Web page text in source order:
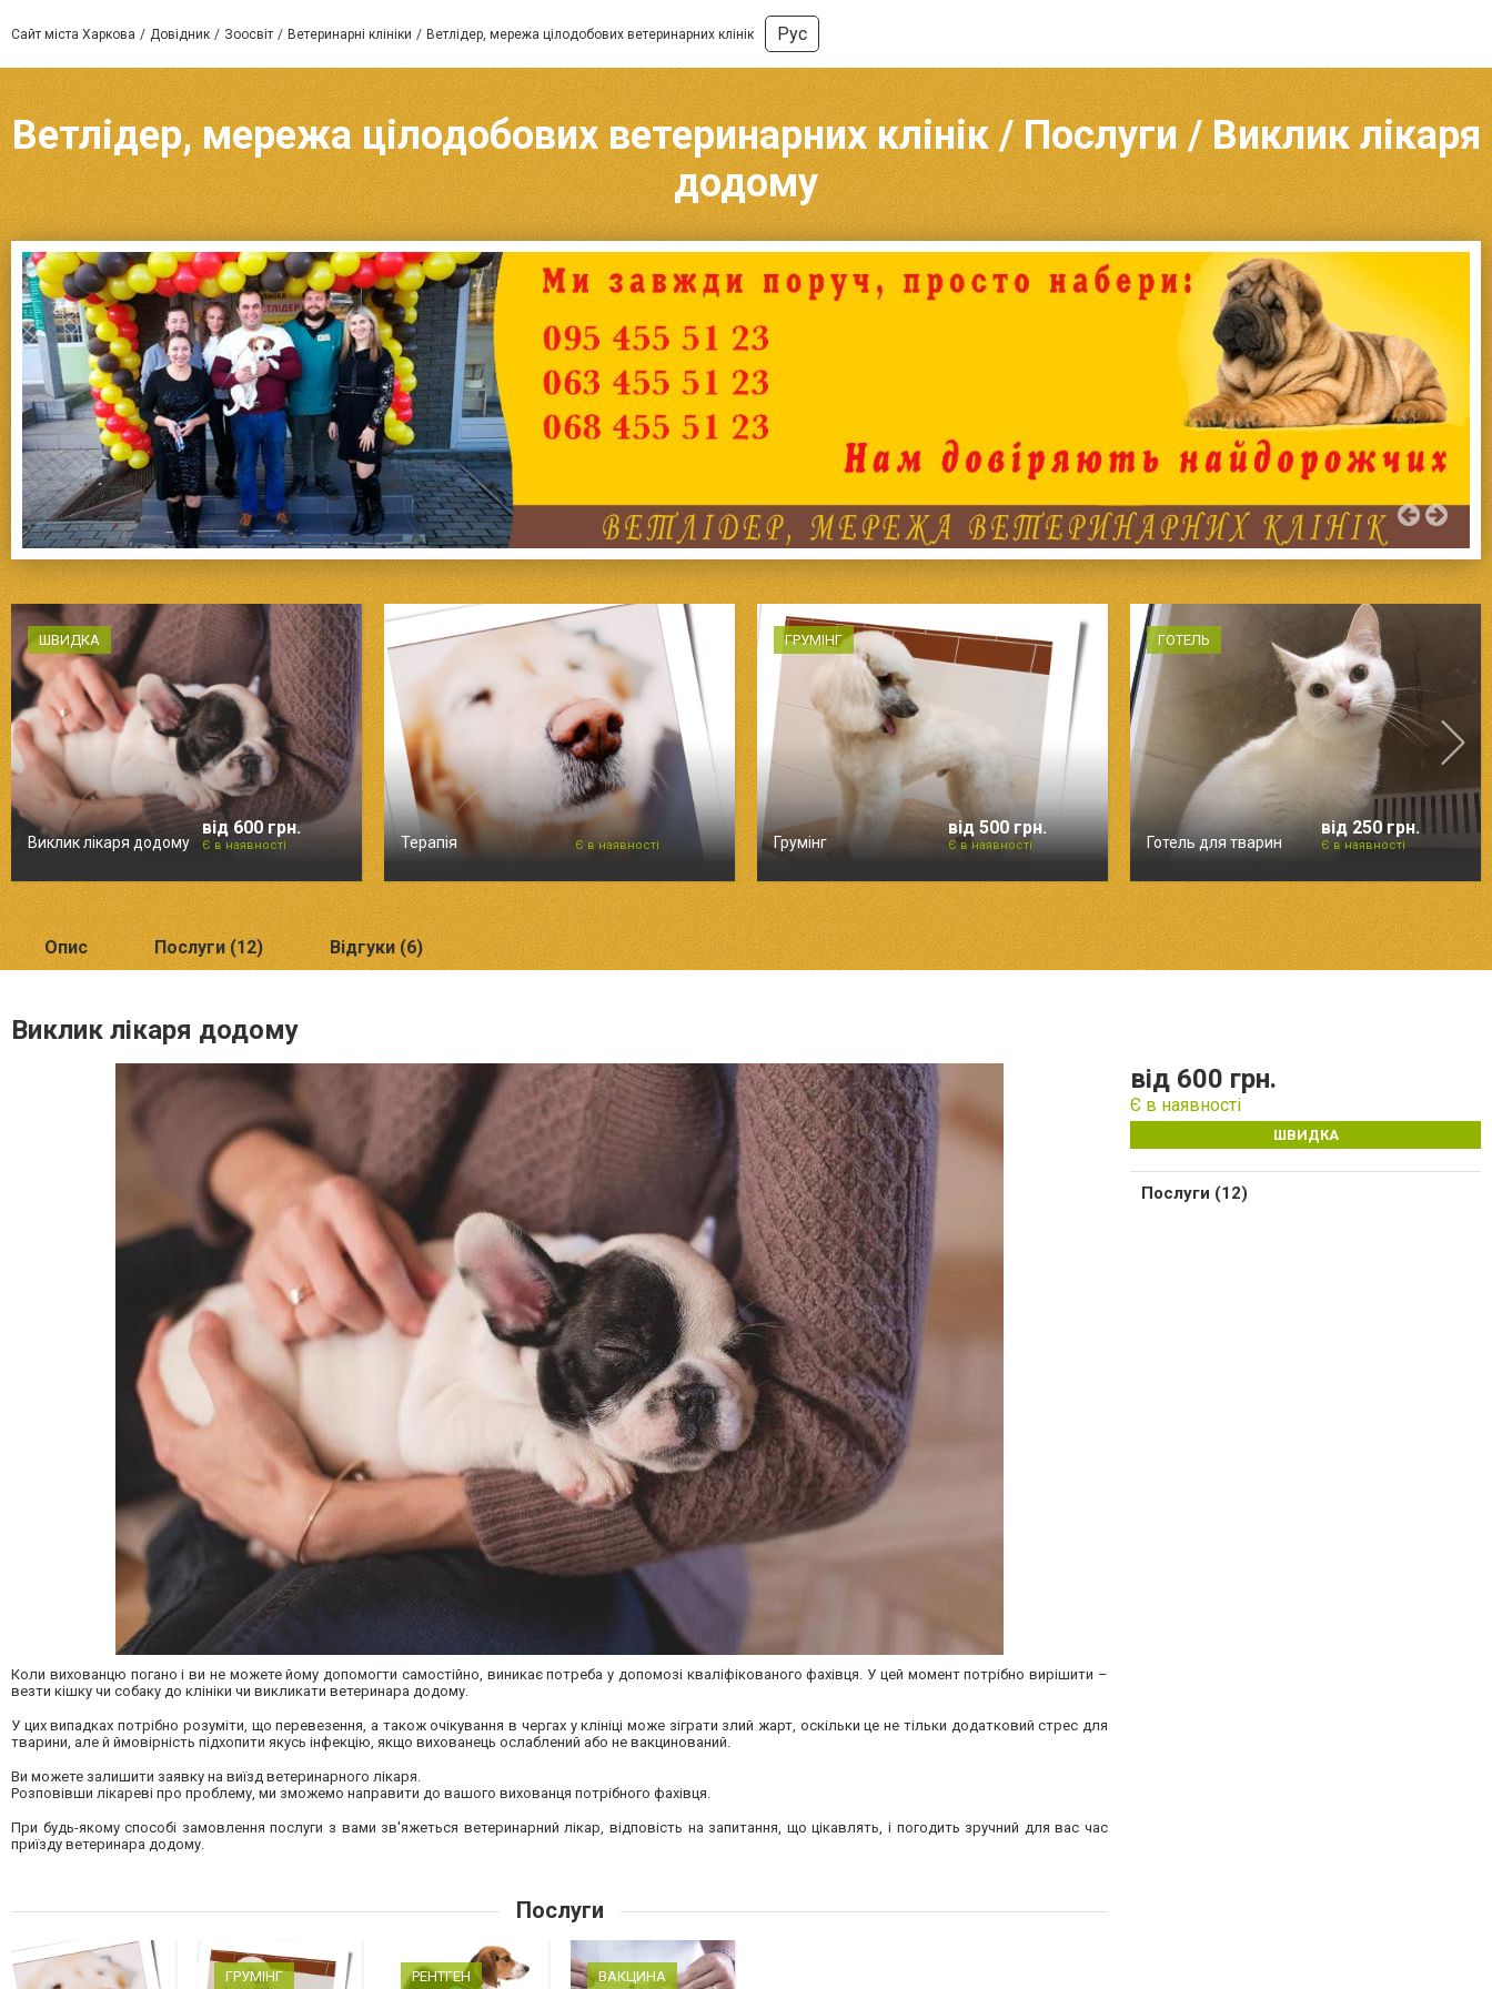
Сайт міста Харкова Довідник Зоосвіт Ветеринарні клініки Ветлідер, мережа цілодобових ветеринарних клінік Рус
Ветлідер, мережа цілодобових ветеринарних клінік / Послуги / Виклик лікаря
додому
ШВИДКА
Виклик лікаря додому
від 600 грн.
Є в наявності Терапія Є в наявності
ГРУМІНГ
Грумінг
від 500 грн.
Є в наявності
ГОТЕЛЬ
Готель для тварин
від 250 грн.
Є в наявності
Опис Послуги (12) Відгуки (6)
Виклик лікаря додому
Коли вихованцю погано і ви не можете йому допомогти самостійно, виникає потреба у допомозі кваліфікованого фахівця. У цей момент потрібно вирішити –
везти кішку чи собаку до клініки чи викликати ветеринара додому.
У цих випадках потрібно розуміти, що перевезення, а також очікування в чергах у клініці може зіграти злий жарт, оскільки це не тільки додатковий стрес для
тварини, але й ймовірність підхопити якусь інфекцію, якщо вихованець ослаблений або не вакцинований.
Ви можете залишити заявку на виїзд ветеринарного лікаря.
Розповівши лікареві про проблему, ми зможемо направити до вашого вихованця потрібного фахівця.
При будь-якому способі замовлення послуги з вами зв'яжеться ветеринарний лікар, відповість на запитання, що цікавлять, і погодить зручний для вас час
приїзду ветеринара додому.
від 600 грн.
Є в наявності
ШВИДКА
Послуги (12)
Послуги
ГРУМІНГ РЕНТГЕН ВАКЦИНА